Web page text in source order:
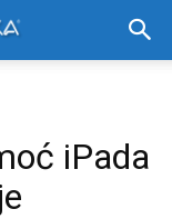
iPada